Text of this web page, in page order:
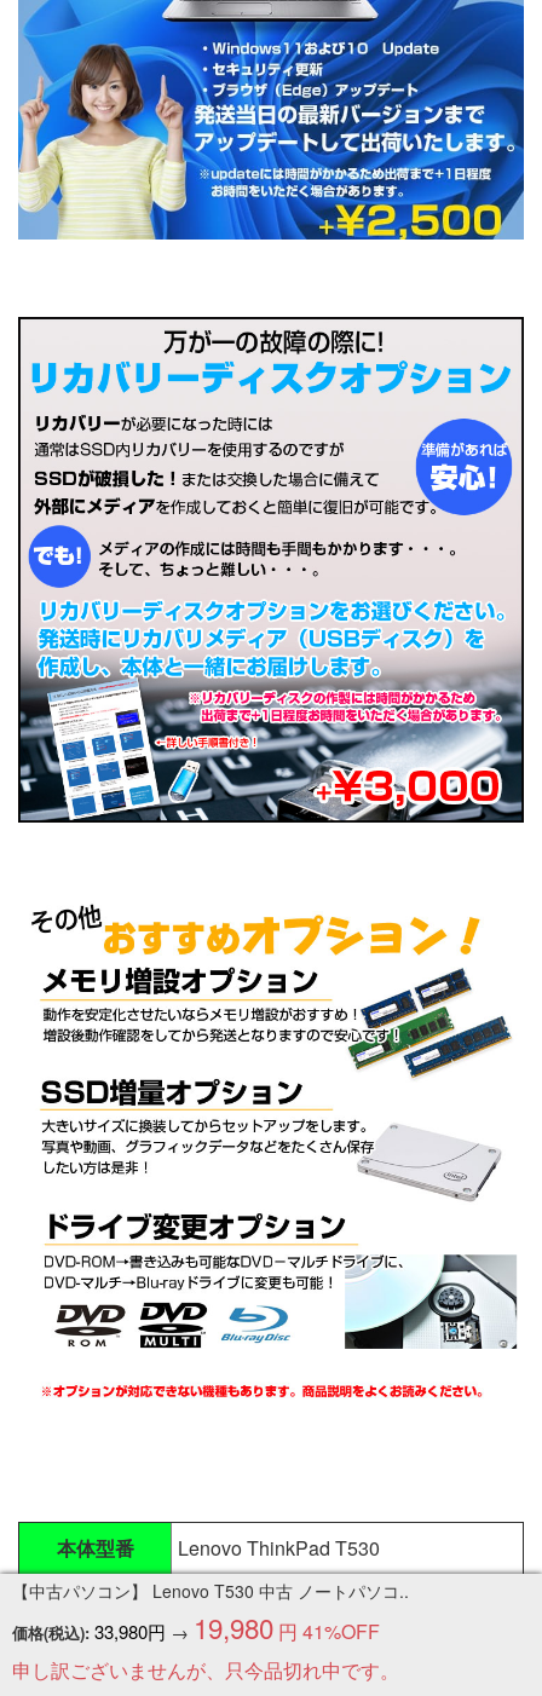
本体型番
Lenovo ThinkPad T530
CPU
Core i7 3520M 2.9GHz
メモリ
【中古パソコン】 Lenovo T530 中古 ノートパソコ..
価格(税込): 33,980円 → 19,980 円 41%OFF
申し訳ございませんが、只今品切れ中です。